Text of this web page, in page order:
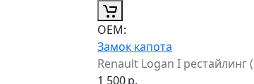
ОЕМ:
Замок капота
Renault Logan I рестайлинг
1 500р.